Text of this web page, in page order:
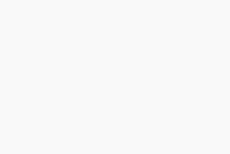
wie wir gemeinsam die Welt bewegen.